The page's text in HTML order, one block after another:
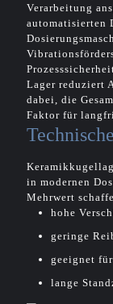
Verarbeitung
automatisierten
Lager reduziert
dabei, die
Faktor für
in modernen
Mehrwert
hohe
geringe
geeignet
lange